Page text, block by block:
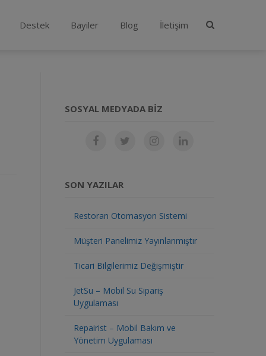
Destek Bayiler Blog İletişim
SOSYAL MEDYADA BIZ
SON YAZILAR
Restoran Otomasyon Sistemi
Müşteri Panelimiz Yayınlanmıştır
Ticari Bilgilerimiz Değişmiştir
JetSu – Mobil Su Sipariş
Uygulaması
Repairist – Mobil Bakım ve
Yönetim Uygulaması